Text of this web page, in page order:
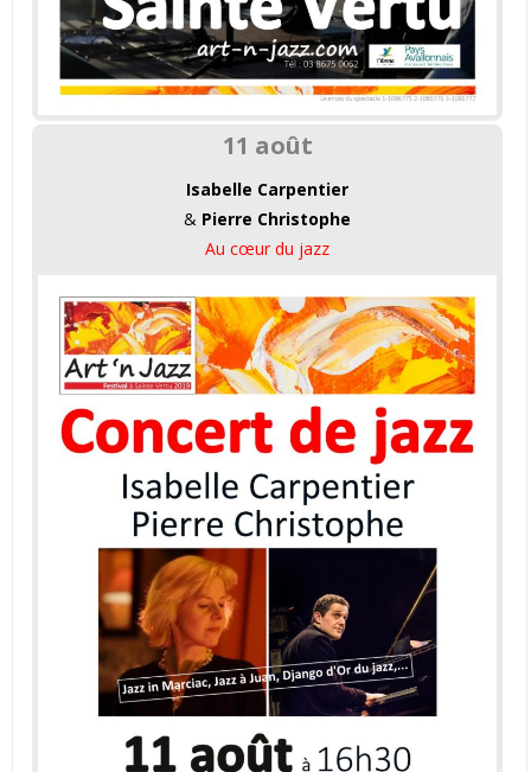
11 août
Isabelle Carpentier
& Pierre Christophe
Au cœur du jazz